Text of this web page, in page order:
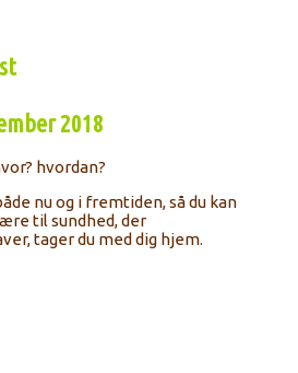
2018
hvordan?
nu og i fremtiden, så du kan
til sundhed, der
tager du med dig hjem.